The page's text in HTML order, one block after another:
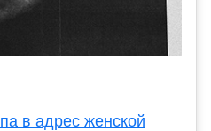
в адрес женской